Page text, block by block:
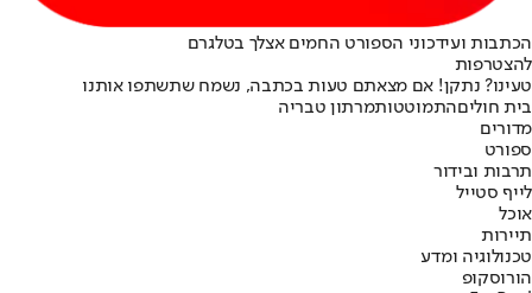
הכתבות ועידכוני הספורט החמים אצלך בטלגרם
להצטרפות
טעינו? נתקן! אם מצאתם טעות בכתבה, נשמח שתשתפו אותנו
בית חוליםהתמוטטותמרתון טבריה
מדורים
ספורט
תרבות ובידור
לייף סטייל
אוכל
תיירות
טכנולוגיה ומדע
הורוסקופ